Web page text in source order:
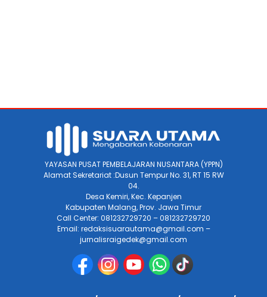
YAYASAN PUSAT PEMBELAJARAN NUSANTARA (YPPN)
Alamat Sekretariat :Dusun Tempur No. 31, RT 15 RW
04.
Desa Kemiri, Kec. Kepanjen
Kabupaten Malang, Prov. Jawa Timur
Call Center: 081232729720 – 081232729720
Email: redaksisuarautama@gmail.com –
jurnalisraigedek@gmail.com